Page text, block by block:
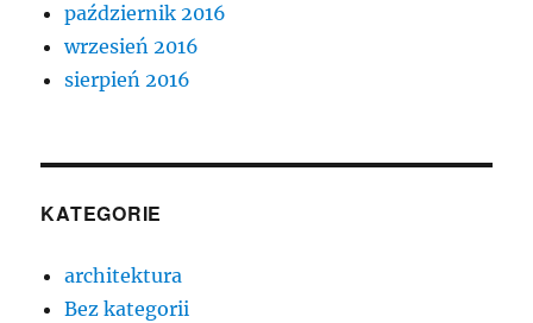
październik 2016
wrzesień 2016
sierpień 2016
KATEGORIE
architektura
Bez kategorii